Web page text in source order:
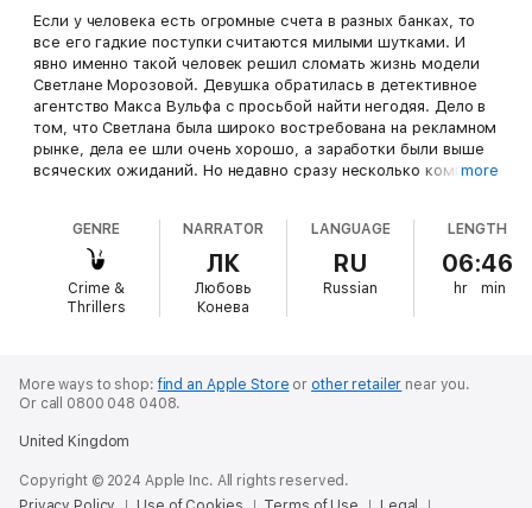
Если у человека есть огромные счета в разных банках, то
все его гадкие поступки считаются милыми шутками. И
явно именно такой человек решил сломать жизнь модели
Светлане Морозовой. Девушка обратилась в детективное
агентство Макса Вульфа с просьбой найти негодяя. Дело в
том, что Светлана была широко востребована на рекламном
рынке, дела ее шли очень хорошо, а заработки были выше
всяческих ожиданий. Но недавно сразу несколько компаний
место. Оказывается, в тусовке прошел слух, что у Светланы
СПИД. Но это неправда! Света сделала анализ и результаты
выложила в соцсетях, но и это не помогло. Лампа с
коллегами стали распутывать цепочку знакомств и связей
Морозовой и выяснили такое, что дело из поиска обычного
взгляд персонаж…
more
GENRE
Crime &
Thrillers
NARRATOR
ЛК
Любовь
Конева
LANGUAGE
RU
Russian
LENGTH
06:46
hr min
More ways to shop:find an Apple Store or other retailer near you.
Or call 0800 048 0408.
United Kingdom
Copyright © 2024 Apple Inc. All rights reserved.